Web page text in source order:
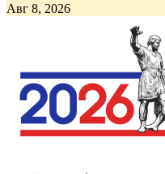
Авг 8, 2026